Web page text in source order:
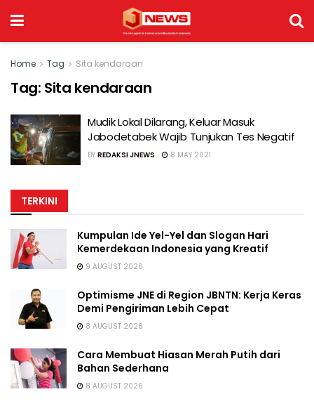
Home Tag Sita kendaraan
Tag: Sita kendaraan
Mudik Lokal Dilarang, Keluar Masuk
Jabodetabek Wajib Tunjukan Tes Negatif
BY REDAKSI JNEWS 8 MAY 2021
TERKINI
Kumpulan Ide Yel-Yel dan Slogan Hari
Kemerdekaan Indonesia yang Kreatif
9 AUGUST 2026
Optimisme JNE di Region JBNTN: Kerja Keras
Demi Pengiriman Lebih Cepat
8 AUGUST 2026
Cara Membuat Hiasan Merah Putih dari
Bahan Sederhana
8 AUGUST 2026